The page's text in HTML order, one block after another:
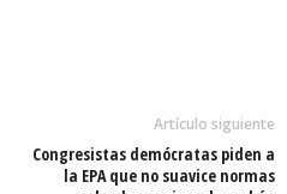
Artículo siguiente
Congresistas demócratas piden a
la EPA que no suavice normas